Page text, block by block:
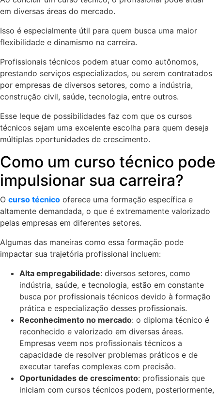
em diversas áreas do mercado.
Isso é especialmente útil para quem busca uma maior
flexibilidade e dinamismo na carreira.
Profissionais técnicos podem atuar como autônomos,
prestando serviços especializados, ou serem contratados
por empresas de diversos setores, como a indústria,
construção civil, saúde, tecnologia, entre outros.
Esse leque de possibilidades faz com que os cursos
técnicos sejam uma excelente escolha para quem deseja
múltiplas oportunidades de crescimento.
Como um curso técnico pode
impulsionar sua carreira?
O curso técnico oferece uma formação específica e
altamente demandada, o que é extremamente valorizado
pelas empresas em diferentes setores.
Algumas das maneiras como essa formação pode
impactar sua trajetória profissional incluem:
Alta empregabilidade: diversos setores, como
indústria, saúde, e tecnologia, estão em constante
busca por profissionais técnicos devido à formação
prática e especialização desses profissionais.
Reconhecimento no mercado: o diploma técnico é
reconhecido e valorizado em diversas áreas.
Empresas veem nos profissionais técnicos a
capacidade de resolver problemas práticos e de
executar tarefas complexas com precisão.
Oportunidades de crescimento: profissionais que
iniciam com cursos técnicos podem, posteriormente,